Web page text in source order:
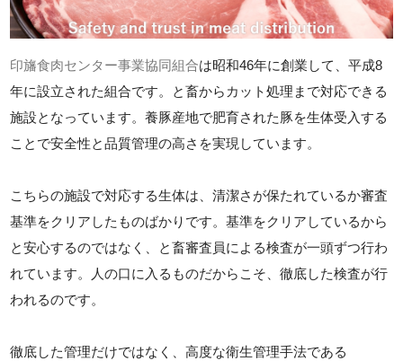
印旛食肉センター事業協同組合は昭和46年に創業して、平成8
年に設立された組合です。と畜からカット処理まで対応できる
施設となっています。養豚産地で肥育された豚を生体受入する
ことで安全性と品質管理の高さを実現しています。
こちらの施設で対応する生体は、清潔さが保たれているか審査
基準をクリアしたものばかりです。基準をクリアしているから
と安心するのではなく、と畜審査員による検査が一頭ずつ行わ
れています。人の口に入るものだからこそ、徹底した検査が行
われるのです。
徹底した管理だけではなく、高度な衛生管理手法である